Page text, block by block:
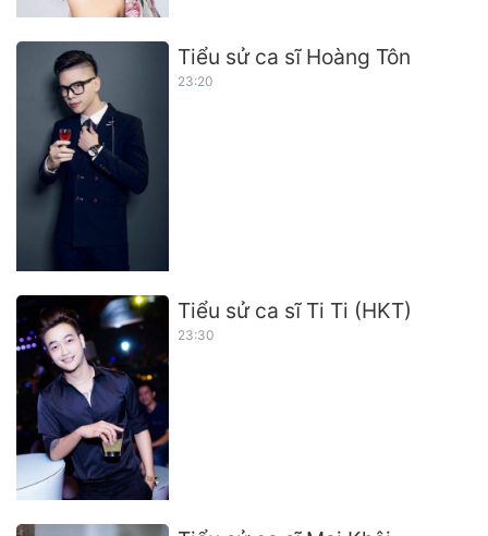
Tiểu sử ca sĩ Hoàng Tôn
23:20
Tiểu sử ca sĩ Ti Ti (HKT)
23:30